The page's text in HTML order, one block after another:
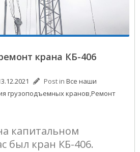
крана КБ-406
Post in Все наши
грузоподъемных кранов,Ремонт
капитальном
был кран КБ-406.